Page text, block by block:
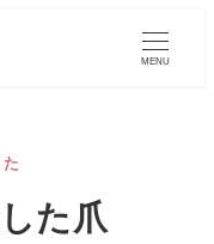
MENU
た爪